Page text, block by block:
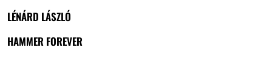
LÉNÁRD LÁSZLÓ
HAMMER FOREVER